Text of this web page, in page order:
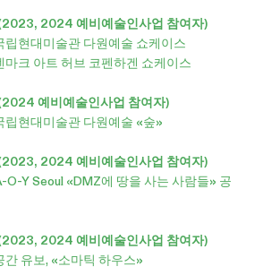
2024 예비예술인사업 참여자)
현대미술관 다원예술 쇼케이스
크 아트 허브 코펜하겐 쇼케이스
예비예술인사업 참여자)
현대미술관 다원예술 «숲»
2024 예비예술인사업 참여자)
Y Seoul «DMZ에 땅을 사는 사람들» 공
2024 예비예술인사업 참여자)
유보, «소마틱 하우스»